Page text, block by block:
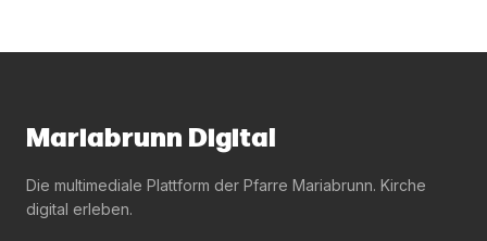
Mariabrunn Digital
Die multimediale Plattform der Pfarre Mariabrunn. Kirche
digital erleben.